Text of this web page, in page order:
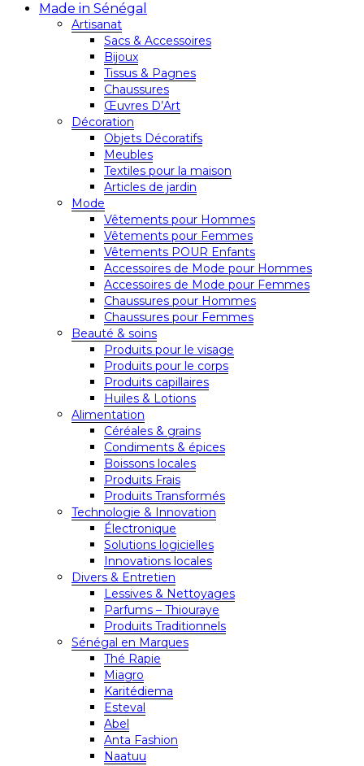
Made in Sénégal
Artisanat
Sacs & Accessoires
Bijoux
Tissus & Pagnes
Chaussures
Œuvres D’Art
Décoration
Objets Décoratifs
Meubles
Textiles pour la maison
Articles de jardin
Mode
Vêtements pour Hommes
Vêtements pour Femmes
Vêtements POUR Enfants
Accessoires de Mode pour Hommes
Accessoires de Mode pour Femmes
Chaussures pour Hommes
Chaussures pour Femmes
Beauté & soins
Produits pour le visage
Produits pour le corps
Produits capillaires
Huiles & Lotions
Alimentation
Céréales & grains
Condiments & épices
Boissons locales
Produits Frais
Produits Transformés
Technologie & Innovation
Électronique
Solutions logicielles
Innovations locales
Divers & Entretien
Lessives & Nettoyages
Parfums – Thiouraye
Produits Traditionnels
Sénégal en Marques
Thé Rapie
Miagro
Karitédiema
Esteval
Abel
Anta Fashion
Naatuu